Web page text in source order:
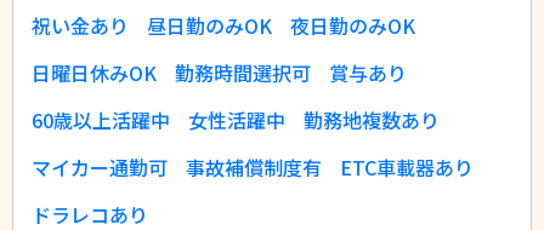
祝い金あり
昼日勤のみOK
夜日勤のみOK
日曜日休みOK
勤務時間選択可
賞与あり
60歳以上活躍中
女性活躍中
勤務地複数あり
マイカー通勤可
事故補償制度有
ETC車載器あり
ドラレコあり